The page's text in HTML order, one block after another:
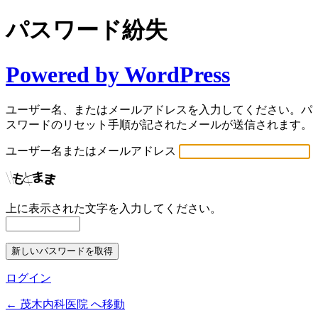
パスワード紛失
Powered by WordPress
ユーザー名、またはメールアドレスを入力してください。パ
スワードのリセット手順が記されたメールが送信されます。
ユーザー名またはメールアドレス
上に表示された文字を入力してください。
ログイン
← 茂木内科医院 へ移動